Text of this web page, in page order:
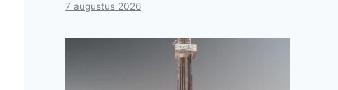
7 augustus 2026